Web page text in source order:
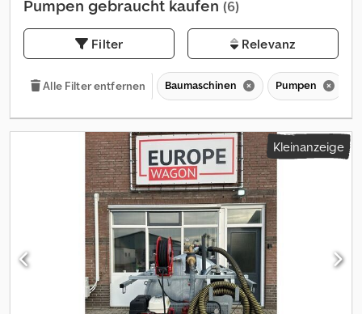
Pumpen gebraucht kaufen (6)
Filter Relevanz
Alle Filter entfernen Baumaschinen Pumpen
Kleinanzeige